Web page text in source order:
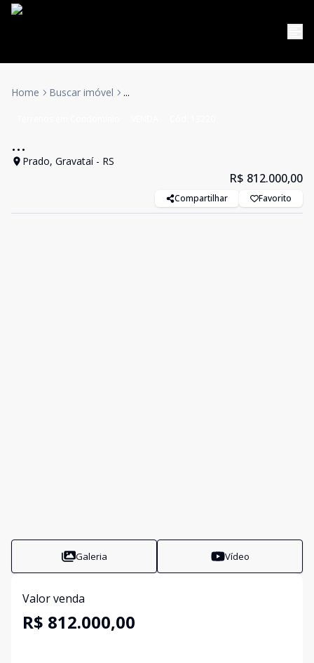
Home Buscar imóvel ...
...
Prado, Gravataí - RS
R$ 812.000,00
Compartilhar Favorito
Galeria Vídeo
Valor venda
R$ 812.000,00